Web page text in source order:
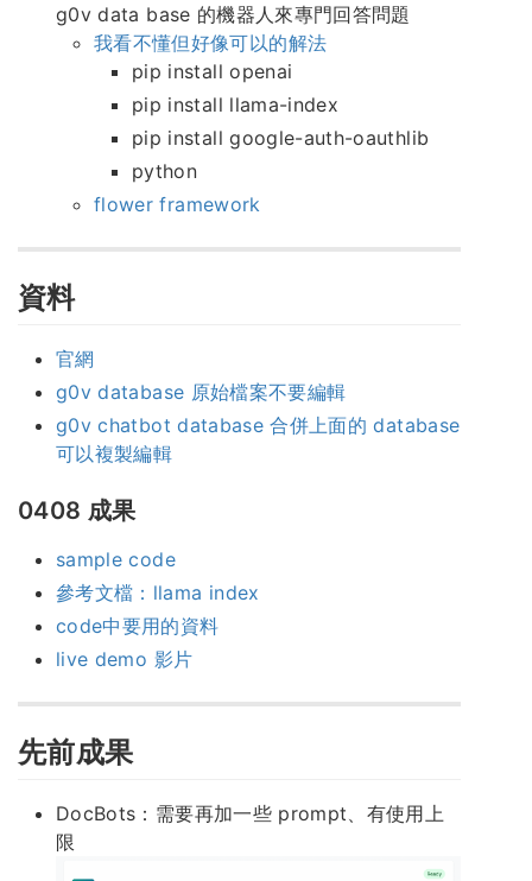
g0v data base 的機器人來專門回答問題
我看不懂但好像可以的解法
pip install openai
pip install llama-index
pip install google-auth-oauthlib
python
flower framework
資料
官網
g0v database 原始檔案不要編輯
g0v chatbot database 合併上面的 database
可以複製編輯
0408 成果
sample code
參考文檔：llama index
code中要用的資料
live demo 影片
先前成果
DocBots：需要再加一些 prompt、有使用上
限